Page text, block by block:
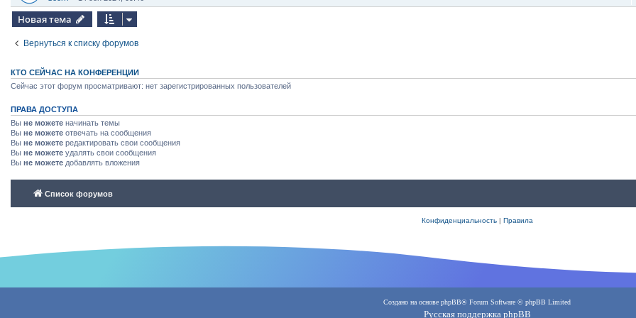
Новая тема
Вернуться к списку форумов
КТО СЕЙЧАС НА КОНФЕРЕНЦИИ
Сейчас этот форум просматривают: нет зарегистрированных пользователей
ПРАВА ДОСТУПА
Вы не можете начинать темы
Вы не можете отвечать на сообщения
Вы не можете редактировать свои сообщения
Вы не можете удалять свои сообщения
Вы не можете добавлять вложения
Список форумов
Конфиденциальность| Правила
Создано на основе phpBB® Forum Software © phpBB Limited
Русская поддержка phpBB